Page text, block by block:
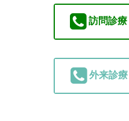
訪問診療
外来診療